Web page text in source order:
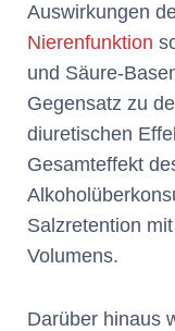
Auswirkungen
Nierenfunktion
und Säure-
Gegensatz zu
diuretischen
Gesamteffekt
Salzretention
Volumens.
Darüber hinaus